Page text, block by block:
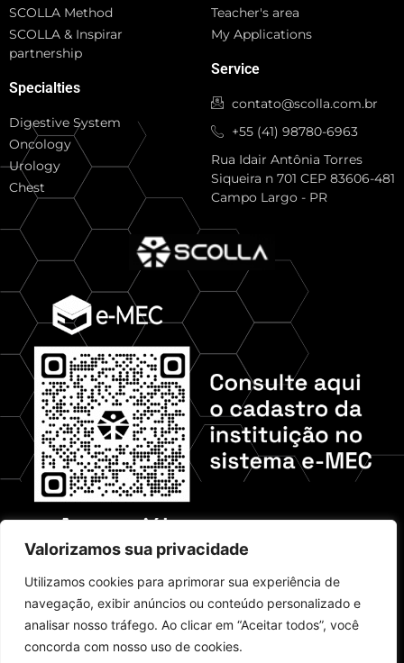
Valorizamos sua privacidade
Utilizamos cookies para aprimorar sua experiência de
navegação, exibir anúncios ou conteúdo personalizado e
analisar nosso tráfego. Ao clicar em “Aceitar todos”, você
concorda com nosso uso de cookies.
SCOLLA Method
SCOLLA & Inspirar
partnership
Specialties
Digestive System
Oncology
Urology
Chest
Teacher's area
My Applications
Service
contato@scolla.com.br
+55 (41) 98780-6963
Rua Idair Antônia Torres
Siqueira n 701 CEP 83606-481
Campo Largo - PR
Check out our media